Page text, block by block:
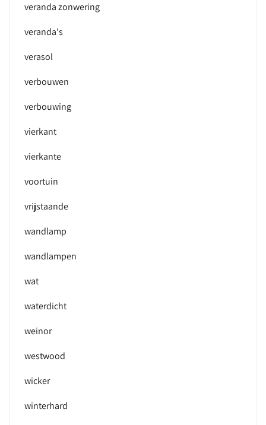
veranda zonwering
veranda's
verasol
verbouwen
verbouwing
vierkant
vierkante
voortuin
vrijstaande
wandlamp
wandlampen
wat
waterdicht
weinor
westwood
wicker
winterhard